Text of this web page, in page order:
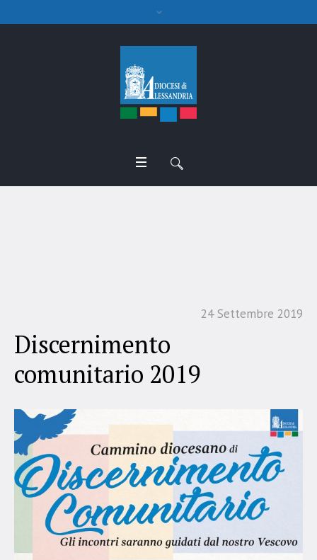
24 Settembre 2019
Discernimento
comunitario 2019